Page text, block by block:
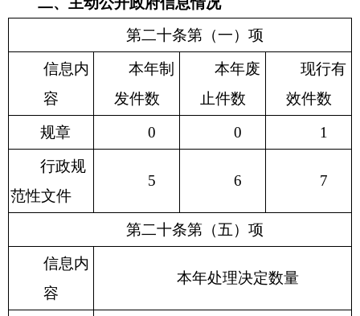
第二十条第（一）项
信息内
容
本年制
发件数
本年废
止件数
现行有
效件数
规章
0 0
1
行政规
范性文件
5 6 7
第二十条第（五）项
信息内
容
本年处理决定数量